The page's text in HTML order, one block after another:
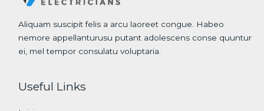
Aliquam suscipit felis a arcu laoreet congue. Habeo
nemore appellanturusu putant adolescens conse quuntur
ei, mel tempor consulatu voluptaria.
Useful Links